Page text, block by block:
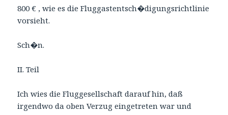
800 € , wie es die Fluggastentsch�digungsrichtlinie
vorsieht.
Sch�n.
II. Teil
Ich wies die Fluggesellschaft darauf hin, daß
irgendwo da oben Verzug eingetreten war und